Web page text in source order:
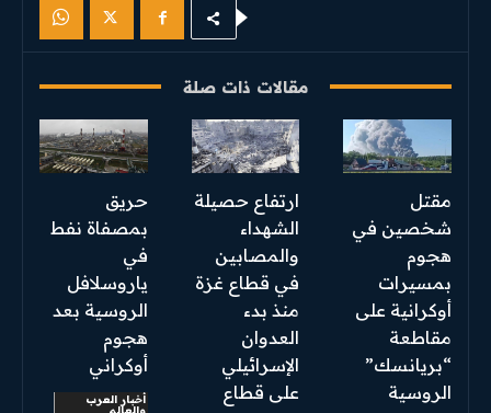
مقالات ذات صلة
مقتل
شخصين في
هجوم
بمسيرات
أوكرانية على
مقاطعة
“بريانسك”
الروسية
ارتفاع حصيلة
الشهداء
والمصابين
في قطاع غزة
منذ بدء
العدوان
الإسرائيلي
على قطاع
حريق
بمصفاة نفط
في
ياروسلافل
الروسية بعد
هجوم
أوكراني
أخبار العرب